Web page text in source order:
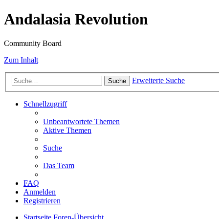
Andalasia Revolution
Community Board
Zum Inhalt
Suche Erweiterte Suche
Schnellzugriff
Unbeantwortete Themen
Aktive Themen
Suche
Das Team
FAQ
Anmelden
Registrieren